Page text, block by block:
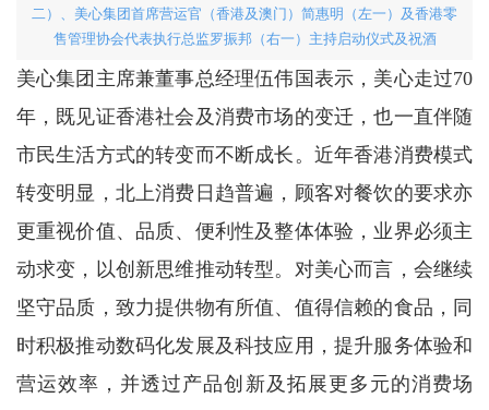
二）、美心集团首席营运官（香港及澳门）简惠明（左一）及香港零
售管理协会代表执行总监罗振邦（右一）主持启动仪式及祝酒
美心集团主席兼董事总经理伍伟国表示，美心走过70
年，既见证香港社会及消费市场的变迁，也一直伴随
市民生活方式的转变而不断成长。近年香港消费模式
转变明显，北上消费日趋普遍，顾客对餐饮的要求亦
更重视价值、品质、便利性及整体体验，业界必须主
动求变，以创新思维推动转型。对美心而言，会继续
坚守品质，致力提供物有所值、值得信赖的食品，同
时积极推动数码化发展及科技应用，提升服务体验和
营运效率，并透过产品创新及拓展更多元的消费场